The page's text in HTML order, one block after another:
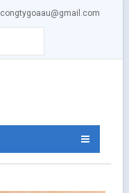
congtygoaau@gmail.com